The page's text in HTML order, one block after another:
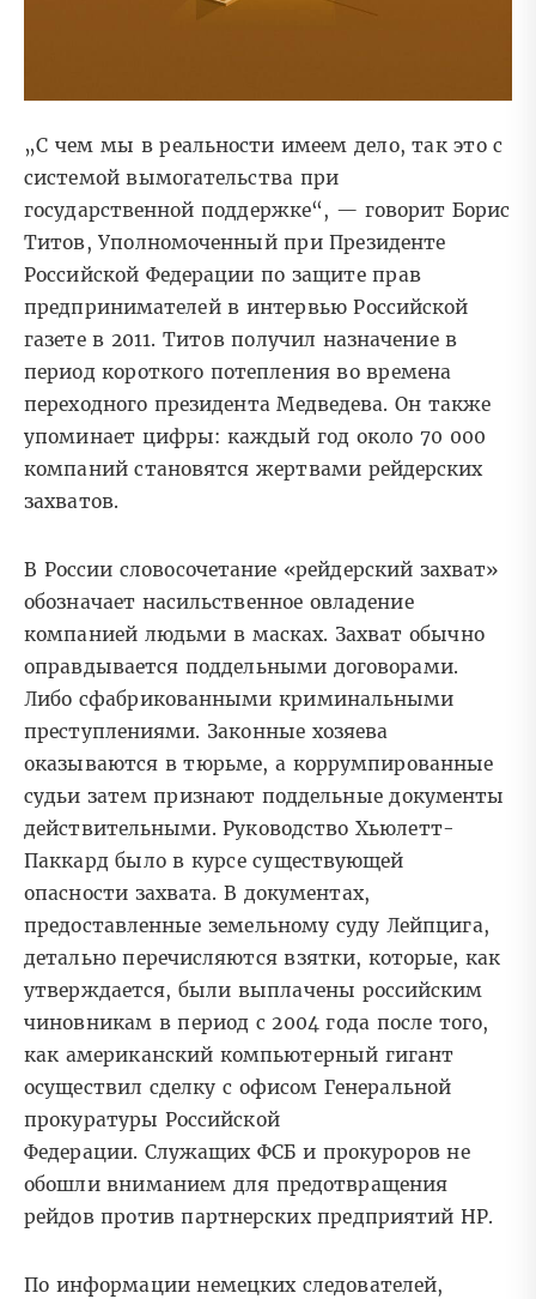
„С чем мы в реальности имеем дело, так это с
системой вымогательства при
государственной поддержке“, — говорит Борис
Титов, Уполномоченный при Президенте
Российской Федерации по защите прав
предпринимателей в интервью Российской
газете в 2011. Титов получил назначение в
период короткого потепления во времена
переходного президента Медведева. Он также
упоминает цифры: каждый год около 70 000
компаний становятся жертвами рейдерских
захватов.
В России словосочетание «рейдерский захват»
обозначает насильственное овладение
компанией людьми в масках. Захват обычно
оправдывается поддельными договорами.
Либо сфабрикованными криминальными
преступлениями. Законные хозяева
оказываются в тюрьме, а коррумпированные
судьи затем признают поддельные документы
действительными. Руководство Хьюлетт-
Паккард было в курсе существующей
опасности захвата. В документах,
предоставленные земельному суду Лейпцига,
детально перечисляются взятки, которые, как
утверждается, были выплачены российским
чиновникам в период с 2004 года после того,
как американский компьютерный гигант
осуществил сделку с офисом Генеральной
прокуратуры Российской
Федерации. Служащих ФСБ и прокуроров не
обошли вниманием для предотвращения
рейдов против партнерских предприятий HP.
По информации немецких следователей,